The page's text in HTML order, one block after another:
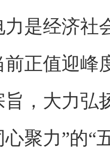
力是经济社
前正值迎峰
旨，大力弘
心聚力”的“